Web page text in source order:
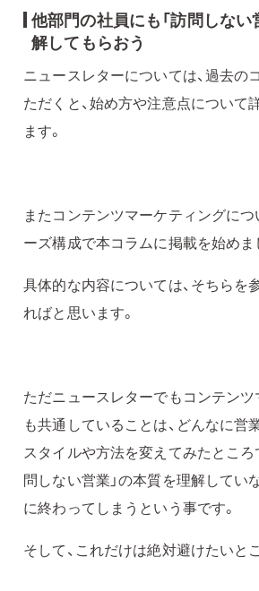
他部門の社員にも「訪問しない
解してもらおう
ニュースレターについては、過去の
ただくと、始め方や注意点について
ます。
またコンテンツマーケティングにつ
ーズ構成で本コラムに掲載を始めま
具体的な内容については、そちらを
ればと思います。
ただニュースレターでもコンテン
も共通していることは、どんなに営
スタイルや方法を変えてみたところ
問しない営業」の本質を理解してい
に終わってしまうという事です。
そして、これだけは絶対避けたいと